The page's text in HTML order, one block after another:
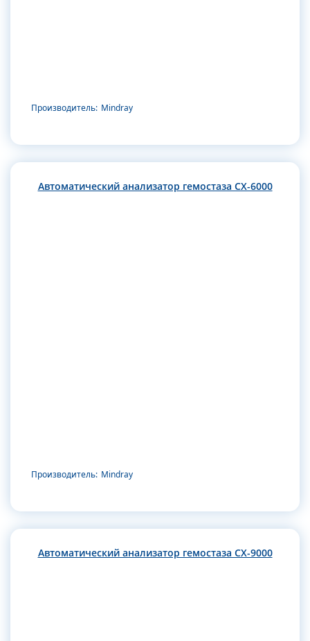
Производитель: Mindray
Автоматический анализатор гемостаза CX-6000
Производитель: Mindray
Автоматический анализатор гемостаза CX-9000